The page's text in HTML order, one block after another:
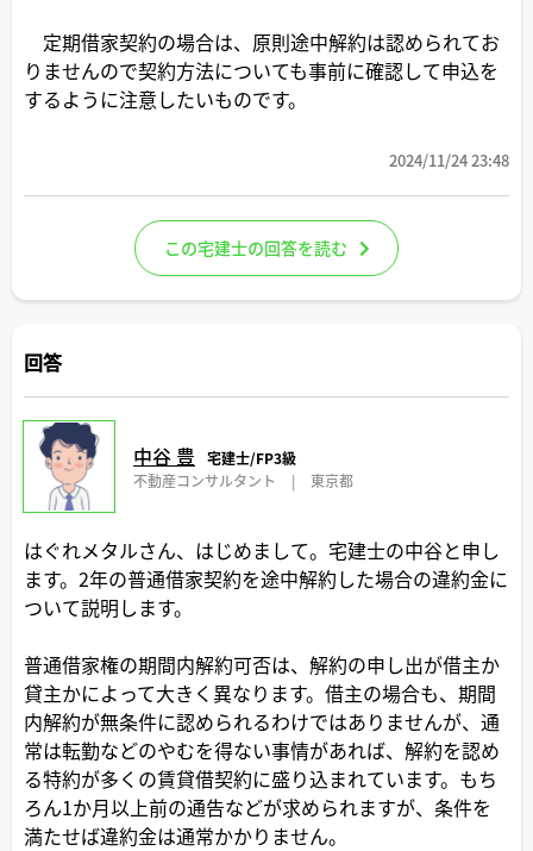
定期借家契約の場合は、原則途中解約は認められてお
りませんので契約方法についても事前に確認して申込を
するように注意したいものです。
2024/11/24 23:48
この宅建士の回答を読む
回答
中谷 豊
宅建士/FP3級
不動産コンサルタント
| 東京都
はぐれメタルさん、はじめまして。宅建士の中谷と申し
ます。2年の普通借家契約を途中解約した場合の違約金に
ついて説明します。
普通借家権の期間内解約可否は、解約の申し出が借主か
貸主かによって大きく異なります。借主の場合も、期間
内解約が無条件に認められるわけではありませんが、通
常は転勤などのやむを得ない事情があれば、解約を認め
る特約が多くの賃貸借契約に盛り込まれています。もち
ろん1か月以上前の通告などが求められますが、条件を
満たせば違約金は通常かかりません。